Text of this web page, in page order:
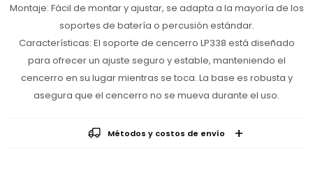
Montaje: Fácil de montar y ajustar, se adapta a la mayoría de los
soportes de batería o percusión estándar.
Características: El soporte de cencerro LP338 está diseñado
para ofrecer un ajuste seguro y estable, manteniendo el
cencerro en su lugar mientras se toca. La base es robusta y
asegura que el cencerro no se mueva durante el uso.
Métodos y costos de envío